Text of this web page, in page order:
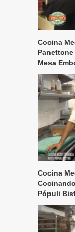
Cocina
Panettone
Mesa
Cocina
Pópuli